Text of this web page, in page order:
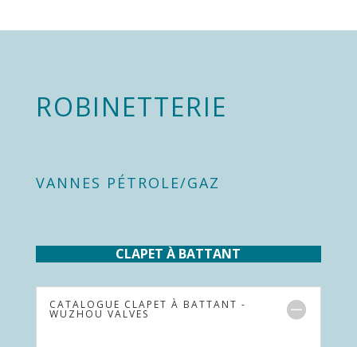
ROBINETTERIE
VANNES PÉTROLE/GAZ
CLAPET À BATTANT
CATALOGUE CLAPET À BATTANT -
WUZHOU VALVES